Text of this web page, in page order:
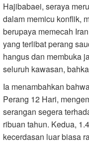
Hajibabaei, seraya
dalam memicu konflik,
berupaya memecah
yang terlibat perang
hangus dan membuka
seluruh kawasan,
Ia menambahkan
Perang 12 Hari,
serangan segera
ribuan tahun. Kedua,
kecerdasan luar biasa